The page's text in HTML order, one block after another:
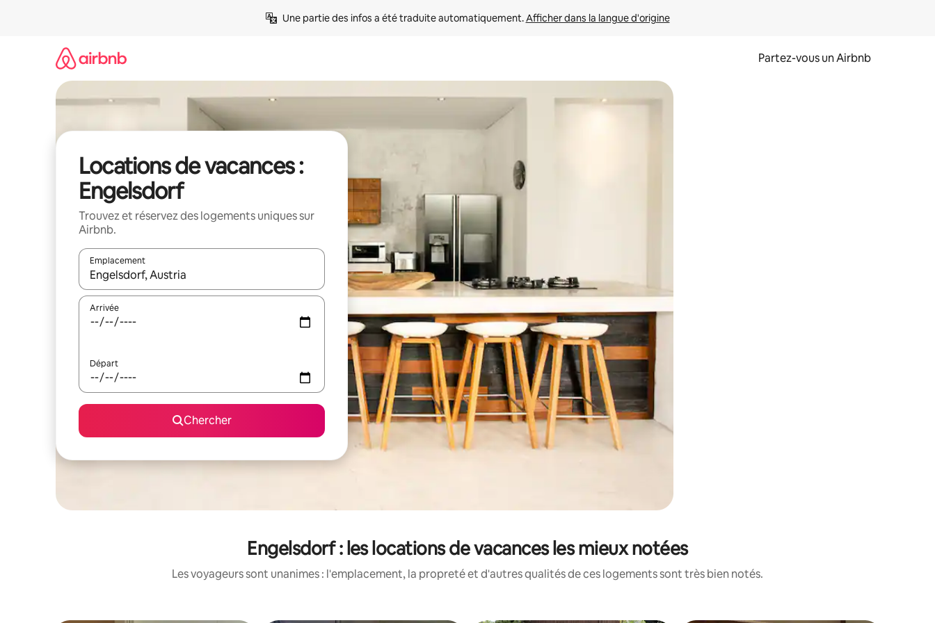
Une partie des infos a été traduite automatiquement. Afficher dans la langue d'origine
Partez-vous un Airbnb
Locations de vacances :
Engelsdorf
Trouvez et réservez des logements uniques sur
Airbnb.
Emplacement
Quand les résultats sont affichés, parcourez-les en utilisant les flèches vers le haut et vers le bas, ou en appuyant dessus et en les faisant glisser.
Arrivée
Départ
Chercher
Engelsdorf : les locations de vacances les mieux notées
Les voyageurs sont unanimes : l'emplacement, la propreté et d'autres qualités de ces logements sont très bien notés.